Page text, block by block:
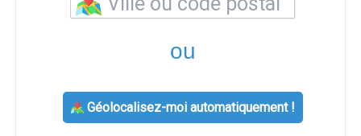
ou
Géolocalisez-moi automatiquement !